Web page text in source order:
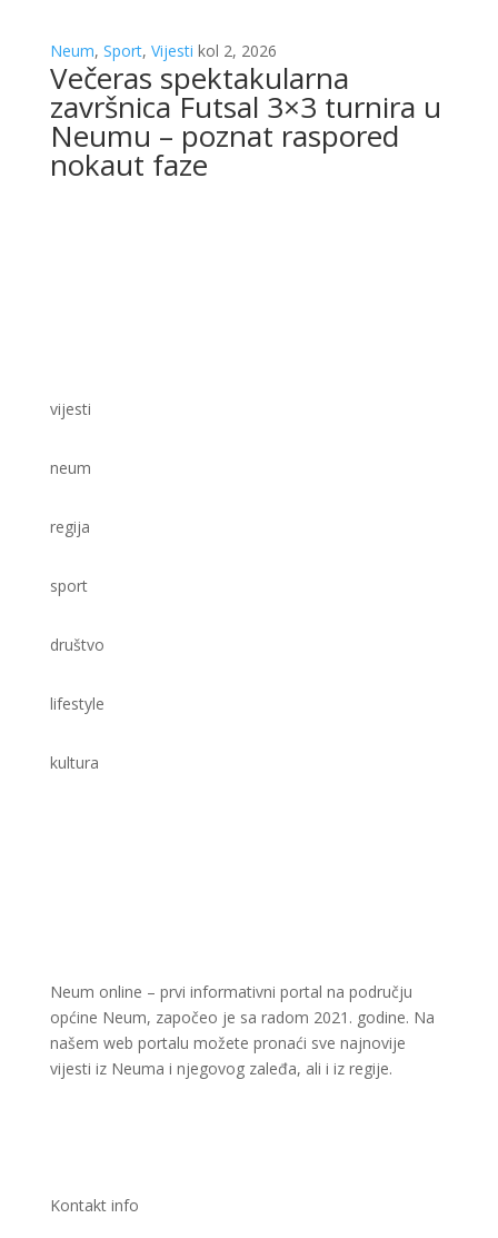
Neum, Sport, Vijesti kol 2, 2026
Večeras spektakularna
završnica Futsal 3×3 turnira u
Neumu – poznat raspored
nokaut faze
vijesti
neum
regija
sport
društvo
lifestyle
kultura
Neum online – prvi informativni portal na području
općine Neum, započeo je sa radom 2021. godine. Na
našem web portalu možete pronaći sve najnovije
vijesti iz Neuma i njegovog zaleđa, ali i iz regije.
Kontakt info